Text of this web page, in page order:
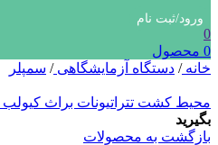
ورود/ثبت نام
0
0 محصول
خانه/ دستگاه آزمایشگاهی/ سمپلر
محیط کشت تتراتیونات براث کیولب
بگیرید
بازگشت به محصولات